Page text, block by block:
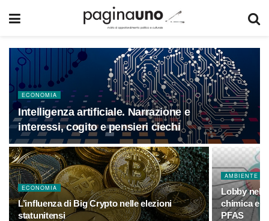
ECONOMIA
Intelligenza artificiale. Narrazione e
interessi, cogito e pensieri ciechi
ECONOMIA
L’influenza di Big Crypto nelle elezioni
statunitensi
AMBIENTE
Lobby
chimica e
PFAS